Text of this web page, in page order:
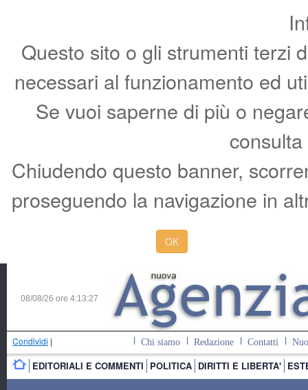
Questo sito o gli strumenti terzi
necessari al funzionamento ed
Se vuoi saperne di più o
Chiudendo questo banner,
proseguendo la navigazione in
OK
08/08/26 ore 4:13:28
Condividi | Chi siamo Redazione Contatti
EDITORIALI E COMMENTI POLITICA DIRITTI E LIBERTA'